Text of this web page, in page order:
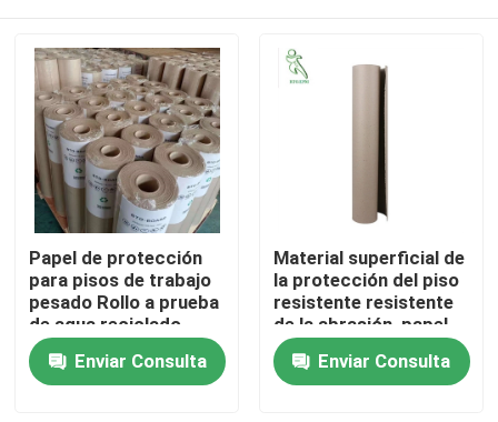
Hogar
Productos
Sobre nosotros
Papel de protección
para pisos de trabajo
pesado Rollo a prueba
de agua reciclado
para la construcción
Enviar Consulta
Material superficial de
la protección del piso
resistente resistente
de la abrasión, papel
de la protección del
piso Enviar Consulta